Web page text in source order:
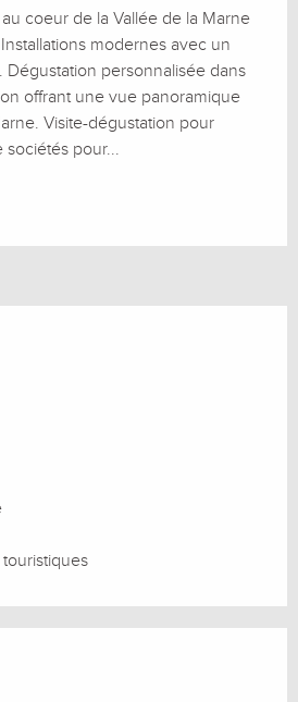
coeur de la Vallée de la Marne
modernes avec un
Dégustation personnalisée dans
offrant une vue panoramique
Visite-dégustation pour
pour...